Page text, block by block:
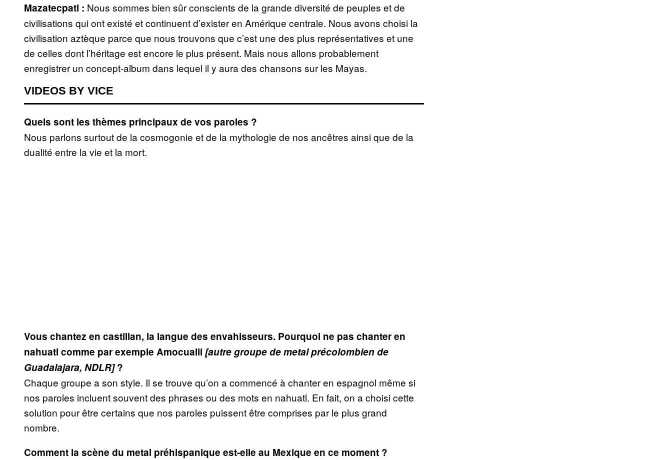
Mazatecpatl : Nous sommes bien sûr conscients de la grande diversité de peuples et de
civilisations qui ont existé et continuent d’exister en Amérique centrale. Nous avons choisi la
civilisation aztèque parce que nous trouvons que c’est une des plus représentatives et une
de celles dont l’héritage est encore le plus présent. Mais nous allons probablement
enregistrer un concept-album dans lequel il y aura des chansons sur les Mayas.
VIDEOS BY VICE
Quels sont les thèmes principaux de vos paroles ?
Nous parlons surtout de la cosmogonie et de la mythologie de nos ancêtres ainsi que de la
dualité entre la vie et la mort.
Vous chantez en castillan, la langue des envahisseurs. Pourquoi ne pas chanter en
nahuatl comme par exemple Amocualli [autre groupe de metal précolombien de
Guadalajara, NDLR]?
Chaque groupe a son style. Il se trouve qu’on a commencé à chanter en espagnol même si
nos paroles incluent souvent des phrases ou des mots en nahuatl. En fait, on a choisi cette
solution pour être certains que nos paroles puissent être comprises par le plus grand
nombre.
Comment la scène du metal préhispanique est-elle au Mexique en ce moment ?